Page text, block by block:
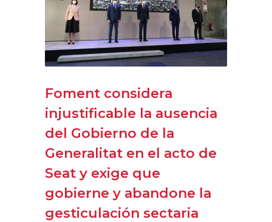
Foment considera
injustificable la ausencia
del Gobierno de la
Generalitat en el acto de
Seat y exige que
gobierne y abandone la
gesticulación sectaria